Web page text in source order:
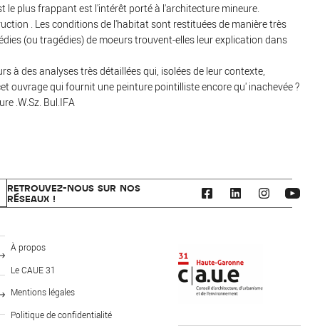
le plus frappant est l'intérêt porté à l'architecture mineure.
. Les conditions de l'habitat sont restituées de manière très
(ou tragédies) de moeurs trouvent-elles leur explication dans
à des analyses très détaillées qui, isolées de leur contexte,
ouvrage qui fournit une peinture pointilliste encore qu' inachevée ?
.W.Sz. Bul.IFA
RETROUVEZ-NOUS SUR NOS
RÉSEAUX !
FOOTER: PUBLICS
MENU PIED DE PAGE
À propos
Le CAUE 31
Mentions légales
Politique de confidentialité